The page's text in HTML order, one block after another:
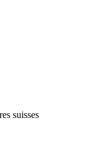
suisses